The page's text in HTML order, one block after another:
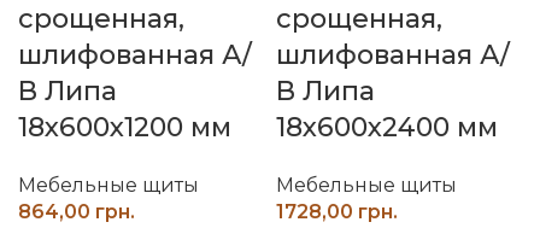
менеджера.
менеджера.
срощенная,
шлифованная А/
В Липа
18х600х1200 мм
Мебельные щиты
грн.
срощенная,
шлифованная А/
В Липа
18х600х2400 мм
Мебельные щиты
грн.